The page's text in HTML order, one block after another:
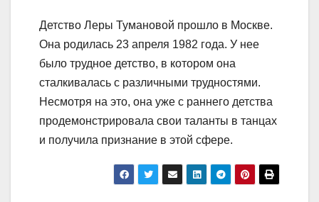
Детство Леры Тумановой прошло в Москве.
Она родилась 23 апреля 1982 года. У нее
было трудное детство, в котором она
сталкивалась с различными трудностями.
Несмотря на это, она уже с раннего детства
продемонстрировала свои таланты в танцах
и получила признание в этой сфере.